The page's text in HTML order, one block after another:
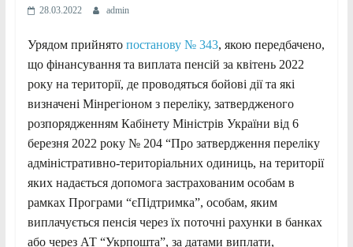
28.03.2022 admin
Урядом прийнято постанову № 343, якою передбачено,
що фінансування та виплата пенсій за квітень 2022
року на території, де проводяться бойові дії та які
визначені Мінрегіоном з переліку, затвердженого
розпорядженням Кабінету Міністрів України від 6
березня 2022 року № 204 “Про затвердження переліку
адміністративно-територіальних одиниць, на території
яких надається допомога застрахованим особам в
рамках Програми “єПідтримка”, особам, яким
виплачується пенсія через їх поточні рахунки в банках
або через АТ “Укрпошта”, за датами виплати,